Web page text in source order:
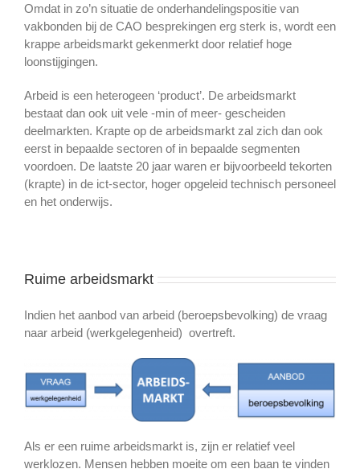
Omdat in zo’n situatie de onderhandelingspositie van
vakbonden bij de CAO besprekingen erg sterk is, wordt een
krappe arbeidsmarkt gekenmerkt door relatief hoge
loonstijgingen.
Arbeid is een heterogeen ‘product’. De arbeidsmarkt
bestaat dan ook uit vele -min of meer- gescheiden
deelmarkten. Krapte op de arbeidsmarkt zal zich dan ook
eerst in bepaalde sectoren of in bepaalde segmenten
voordoen. De laatste 20 jaar waren er bijvoorbeeld tekorten
(krapte) in de ict-sector, hoger opgeleid technisch personeel
en het onderwijs.
Ruime arbeidsmarkt
Indien het aanbod van arbeid (beroepsbevolking) de vraag
naar arbeid (werkgelegenheid) overtreft.
Als er een ruime arbeidsmarkt is, zijn er relatief veel
werklozen. Mensen hebben moeite om een baan te vinden